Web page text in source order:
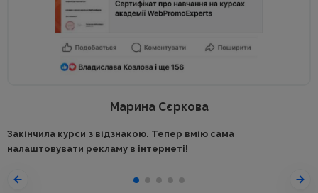
Марина Сєркова
Закінчила курси з відзнакою. Тепер вмію сама
налаштовувати рекламу в інтернеті!